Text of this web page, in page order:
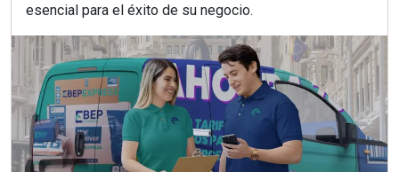
esencial para el éxito de su negocio.